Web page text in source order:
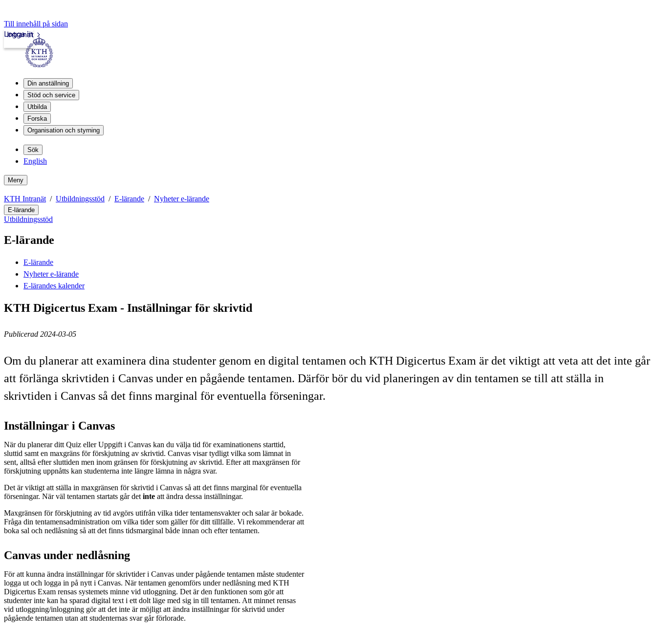
Till innehåll på sidan
Intranät
Logga in
Din anställning
Stöd och service
Utbilda
Forska
Organisation och styrning
Sök
English
Meny
KTH Intranät Utbildningsstöd E-lärande Nyheter e-lärande
E-lärande
Utbildningsstöd
E-lärande
E-lärande
Nyheter e-lärande
E-lärandes kalender
KTH Digicertus Exam - Inställningar för skrivtid
Publicerad 2024-03-05
Om du planerar att examinera dina studenter genom en digital tentamen och KTH Digicertus Exam är det viktigt att veta att det inte går
att förlänga skrivtiden i Canvas under en pågående tentamen. Därför bör du vid planeringen av din tentamen se till att ställa in
skrivtiden i Canvas så det finns marginal för eventuella förseningar.
Inställningar i Canvas
När du planerar ditt Quiz eller Uppgift i Canvas kan du välja tid för examinationens starttid,
sluttid samt en maxgräns för förskjutning av skrivtid. Canvas visar tydligt vilka som lämnat in
sent, alltså efter sluttiden men inom gränsen för förskjutning av skrivtid. Efter att maxgränsen för
förskjutning uppnåtts kan studenterna inte längre lämna in några svar.
Det är viktigt att ställa in maxgränsen för skrivtid i Canvas så att det finns marginal för eventuella
förseningar. När väl tentamen startats går det inte att ändra dessa inställningar.
Maxgränsen för förskjutning av tid avgörs utifrån vilka tider tentamensvakter och salar är bokade.
Fråga din tentamensadministration om vilka tider som gäller för ditt tillfälle. Vi rekommenderar att
boka sal och nedlåsning så att det finns tidsmarginal både innan och efter tentamen.
Canvas under nedlåsning
För att kunna ändra inställningar för skrivtider i Canvas under pågående tentamen måste studenter
logga ut och logga in på nytt i Canvas. När tentamen genomförs under nedlåsning med KTH
Digicertus Exam rensas systemets minne vid utloggning. Det är den funktionen som gör att
studenter inte kan ha sparad digital text i ett dolt läge med sig in till tentamen. Att minnet rensas
vid utloggning/inloggning gör att det inte är möjligt att ändra inställningar för skrivtid under
pågående tentamen utan att studenternas svar går förlorade.